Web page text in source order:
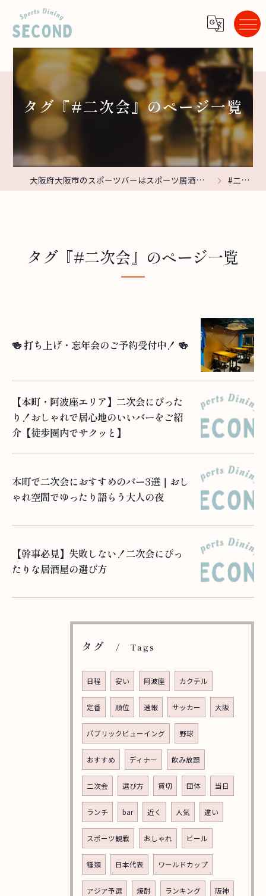
タグ『#二次会』のページ一覧
大阪府大阪市のスポーツバーはスポーツ居酒屋 Second #二次会
タグ『#二次会』のページ一覧
🍻 打ち上げ・忘年会のご予約受付中！ 🍻
【本町・阿波座エリア】二次会にぴった
り！おしゃれで居心地のいいバーをご紹
介【徒歩圏内でサクッと】
本町で二次会におすすめのバー3選｜おし
ゃれ空間でゆったり語らう大人の夜
【幹事必見】失敗しない！二次会にぴっ
たりな居酒屋の選び方
タグ Tags
日程 安い 阿波座 カクテル
定番 順位 速報 サッカー 大阪
パブリックビューイング 野球
おすすめ ディナー 飲み放題
二次会 選び方 貸切 団体 当日
ランチ bar 近く 人気 違い
スポーツ観戦 おしゃれ ビール
種類 日本代表 ワールドカップ
アジア予選 焼酎 ランキング 阪神